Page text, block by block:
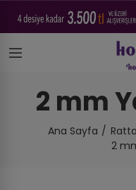
2 mm
Ana Sayfa
2